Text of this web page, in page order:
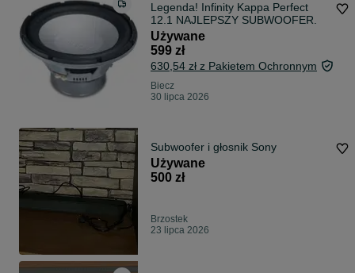
Legenda! Infinity Kappa Perfect
12.1 NAJLEPSZY SUBWOOFER.
Używane
599 zł
630,54 zł z Pakietem Ochronnym
Biecz
30 lipca 2026
Subwoofer i głosnik Sony
Używane
500 zł
Brzostek
23 lipca 2026